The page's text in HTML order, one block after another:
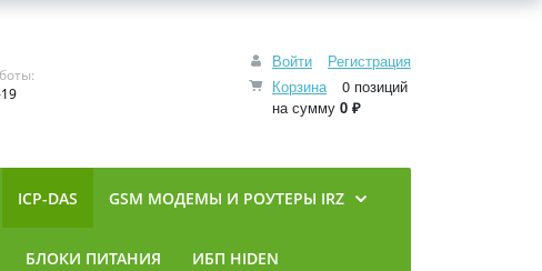
Войти
Регистрация
Корзина
0 позиций
на сумму 0 ₽
ICP-DAS GSM МОДЕМЫ И РОУТЕРЫ IRZ
БЛОКИ ПИТАНИЯ ИБП HIDEN